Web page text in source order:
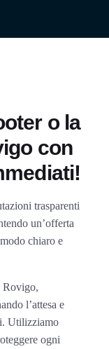
o la
con
trasparenti
un’offerta
chiaro e
Rovigo,
l’attesa e
Utilizziamo
ogni